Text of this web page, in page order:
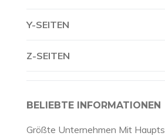
Y-SEITEN
Z-SEITEN
BELIEBTE INFORMATIONEN
Größte Unternehmen Mit